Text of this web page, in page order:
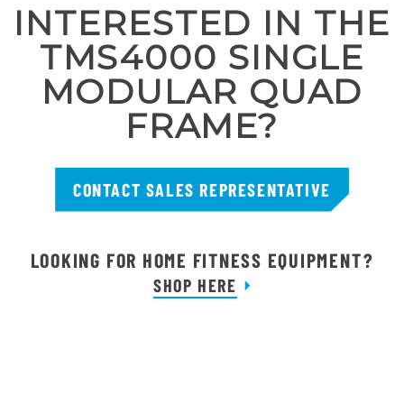
INTERESTED IN THE
TMS4000 SINGLE
MODULAR QUAD
FRAME?
CONTACT SALES REPRESENTATIVE
LOOKING FOR HOME FITNESS EQUIPMENT?
SHOP HERE